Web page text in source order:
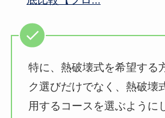
特に、熱破壊式を希望する
ク選びだけでなく、熱破壊
用するコースを選ぶように